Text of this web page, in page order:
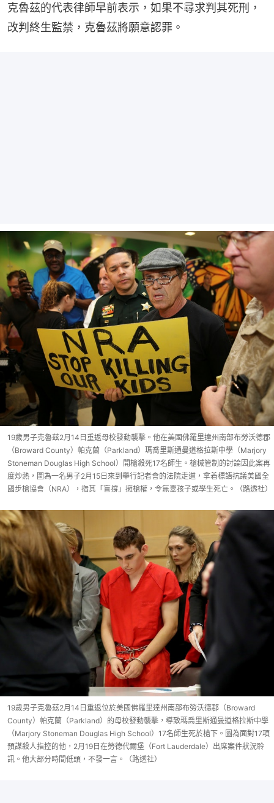
克魯茲的代表律師早前表示，如果不尋求判其死刑，
改判終生監禁，克魯茲將願意認罪。
19歲男子克魯茲2月14日重返母校發動襲擊。他在美國佛羅里達州南部布勞沃德郡
（Broward County）帕克蘭（Parkland）瑪喬里斯通曼道格拉斯中學（Marjory
Stoneman Douglas High School）開槍殺死17名師生。槍械管制的討論因此案再
度炒熱，圖為一名男子2月15日來到舉行記者會的法院走道，拿着標語抗議美國全
國步槍協會（NRA），指其「盲撐」擁槍權，令無辜孩子或學生死亡。（路透社）
19歲男子克魯茲2月14日重返位於美國佛羅里達州南部布勞沃德郡（Broward
County）帕克蘭（Parkland）的母校發動襲擊，導致瑪喬里斯通曼道格拉斯中學
（Marjory Stoneman Douglas High School）17名師生死於槍下。圖為面對17項
預謀殺人指控的他，2月19日在勞德代爾堡（Fort Lauderdale）出席案件狀況聆
訊。他大部分時間低頭，不發一言。（路透社）